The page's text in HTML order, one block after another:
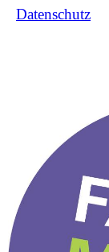
Datenschutz